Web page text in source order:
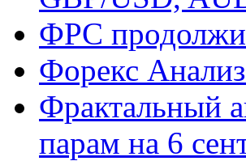
ФРС
Форекс
Фрактальный
парам на 6